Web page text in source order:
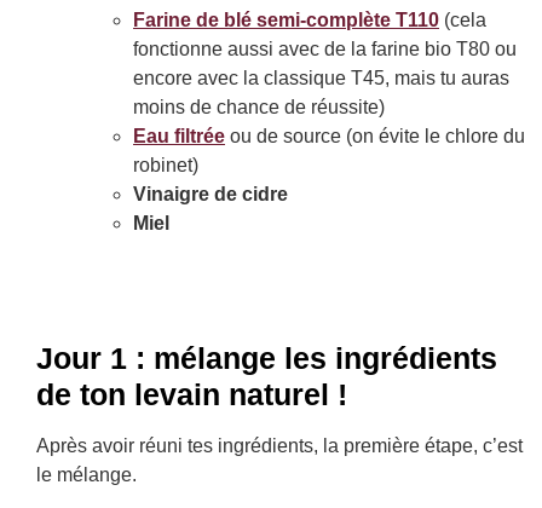
Farine de blé semi-complète T110 (cela
fonctionne aussi avec de la farine bio T80 ou
encore avec la classique T45, mais tu auras
moins de chance de réussite)
Eau filtrée ou de source (on évite le chlore du
robinet)
Vinaigre de cidre
Miel
Jour 1 : mélange les ingrédients
de ton levain naturel !
Après avoir réuni tes ingrédients, la première étape, c’est
le mélange.